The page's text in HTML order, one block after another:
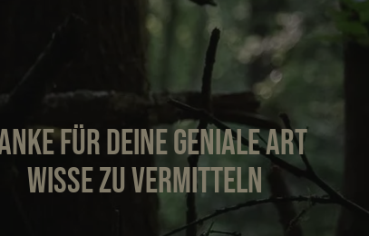
für deine geniale Art
Wisse zu vermitteln
die